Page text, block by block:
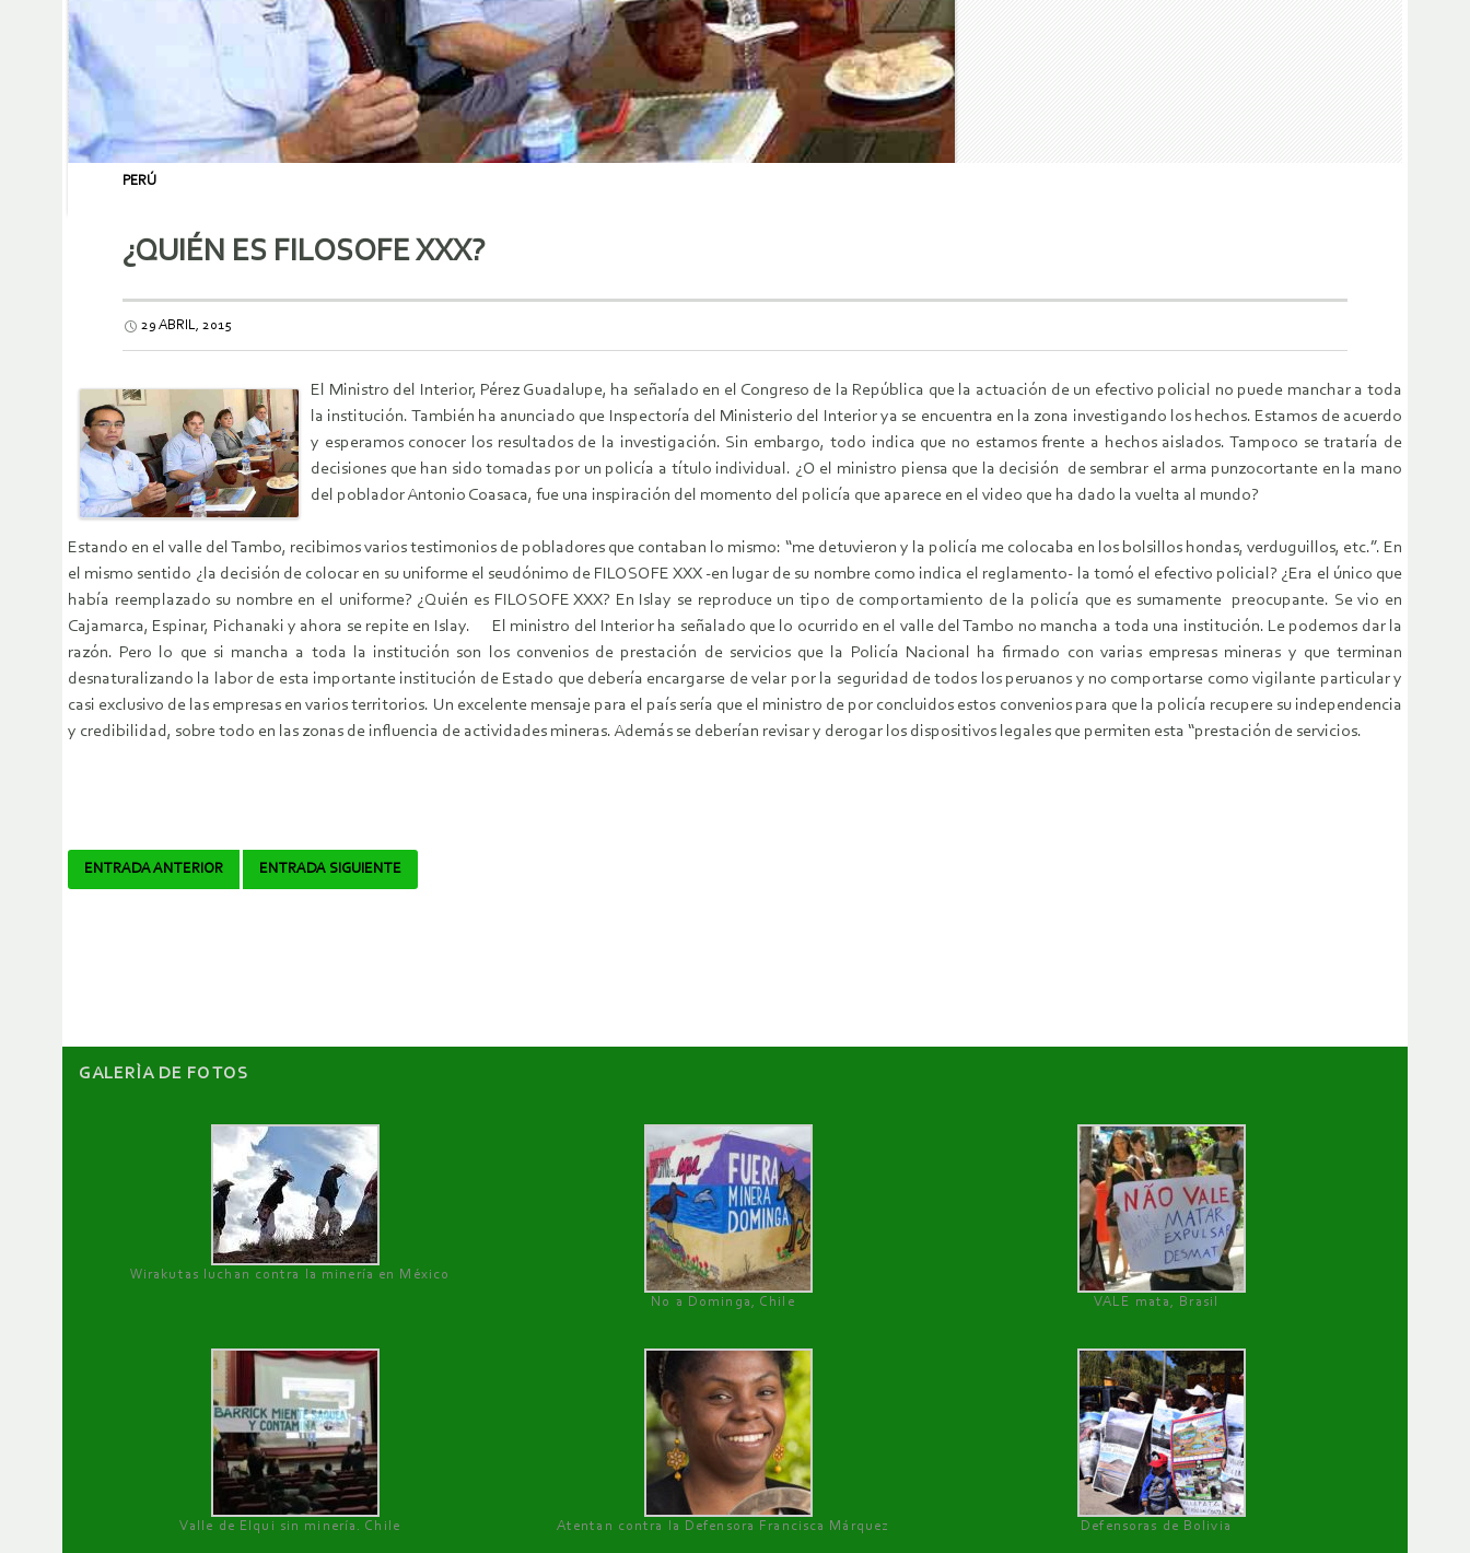
PERÚ
¿QUIÉN ES FILOSOFE XXX?
29 ABRIL, 2015
El Ministro del Interior, Pérez Guadalupe, ha señalado en el Congreso de la República que la actuación de un efectivo policial no puede manchar a toda
la institución. También ha anunciado que Inspectoría del Ministerio del Interior ya se encuentra en la zona investigando los hechos. Estamos de acuerdo
y esperamos conocer los resultados de la investigación. Sin embargo, todo indica que no estamos frente a hechos aislados. Tampoco se trataría de
decisiones que han sido tomadas por un policía a título individual. ¿O el ministro piensa que la decisión de sembrar el arma punzocortante en la mano
del poblador Antonio Coasaca, fue una inspiración del momento del policía que aparece en el video que ha dado la vuelta al mundo?
Estando en el valle del Tambo, recibimos varios testimonios de pobladores que contaban lo mismo: “me detuvieron y la policía me colocaba en los bolsillos hondas, verduguillos, etc.”. En
el mismo sentido ¿la decisión de colocar en su uniforme el seudónimo de FILOSOFE XXX -en lugar de su nombre como indica el reglamento- la tomó el efectivo policial? ¿Era el único que
había reemplazado su nombre en el uniforme? ¿Quién es FILOSOFE XXX? En Islay se reproduce un tipo de comportamiento de la policía que es sumamente preocupante. Se vio en
Cajamarca, Espinar, Pichanaki y ahora se repite en Islay. El ministro del Interior ha señalado que lo ocurrido en el valle del Tambo no mancha a toda una institución. Le podemos dar la
razón. Pero lo que si mancha a toda la institución son los convenios de prestación de servicios que la Policía Nacional ha firmado con varias empresas mineras y que terminan
desnaturalizando la labor de esta importante institución de Estado que debería encargarse de velar por la seguridad de todos los peruanos y no comportarse como vigilante particular y
casi exclusivo de las empresas en varios territorios. Un excelente mensaje para el país sería que el ministro de por concluidos estos convenios para que la policía recupere su independencia
y credibilidad, sobre todo en las zonas de influencia de actividades mineras. Además se deberían revisar y derogar los dispositivos legales que permiten esta “prestación de servicios.
Navegador
ENTRADA ANTERIOR ENTRADA SIGUIENTE
GALERÌA DE FOTOS
Wirakutas luchan contra la minería en México
No a Dominga, Chile
VALE mata, Brasil
Valle de Elqui sin minería. Chile Atentan contra la Defensora Francisca Márquez Defensoras de Bolivia